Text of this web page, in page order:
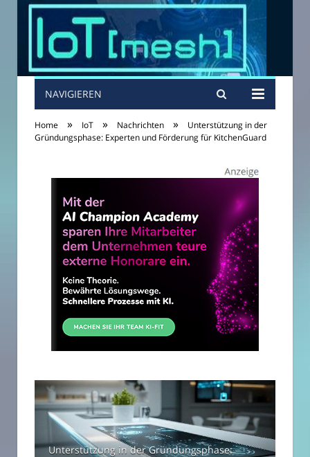
NAVIGIEREN
Home » IoT » Nachrichten »
Unterstützung in der
Gründungsphase: Experten und Förderung für KitchenGuard
Unterstützung in der Gründungsphase: